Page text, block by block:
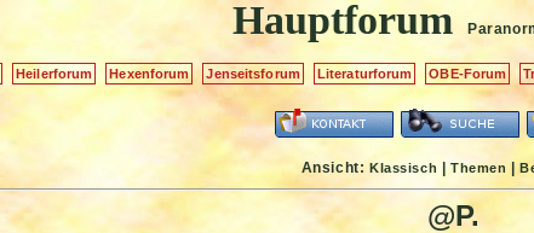
Hauptforum
Heilerforum Hexenforum Jenseitsforum Literaturforum OBE-Forum
Ansicht:Klassisch |Themen |
@P.